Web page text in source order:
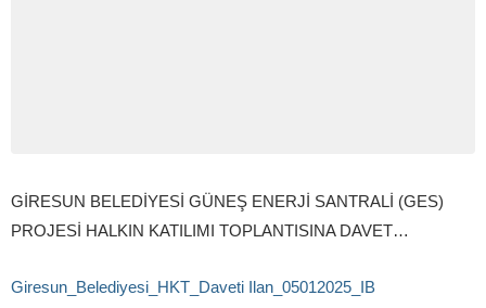
GİRESUN BELEDİYESİ GÜNEŞ ENERJİ SANTRALİ (GES)
PROJESİ HALKIN KATILIMI TOPLANTISINA DAVET…
Giresun_Belediyesi_HKT_Daveti Ilan_05012025_IB